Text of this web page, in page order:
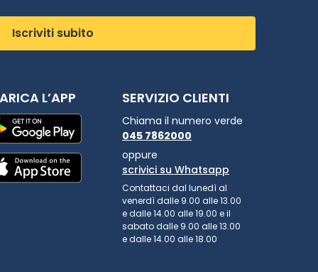
Iscriviti subito
L’APP SERVIZIO CLIENTI
Chiama il numero verde
045 7862000
oppure
scrivici su Whatsapp
Contattaci dal lunedì al
venerdì dalle 9.00 alle 13.00
e dalle 14.00 alle 19.00 e il
sabato dalle 9.00 alle 13.00
e dalle 14.00 alle 18.00